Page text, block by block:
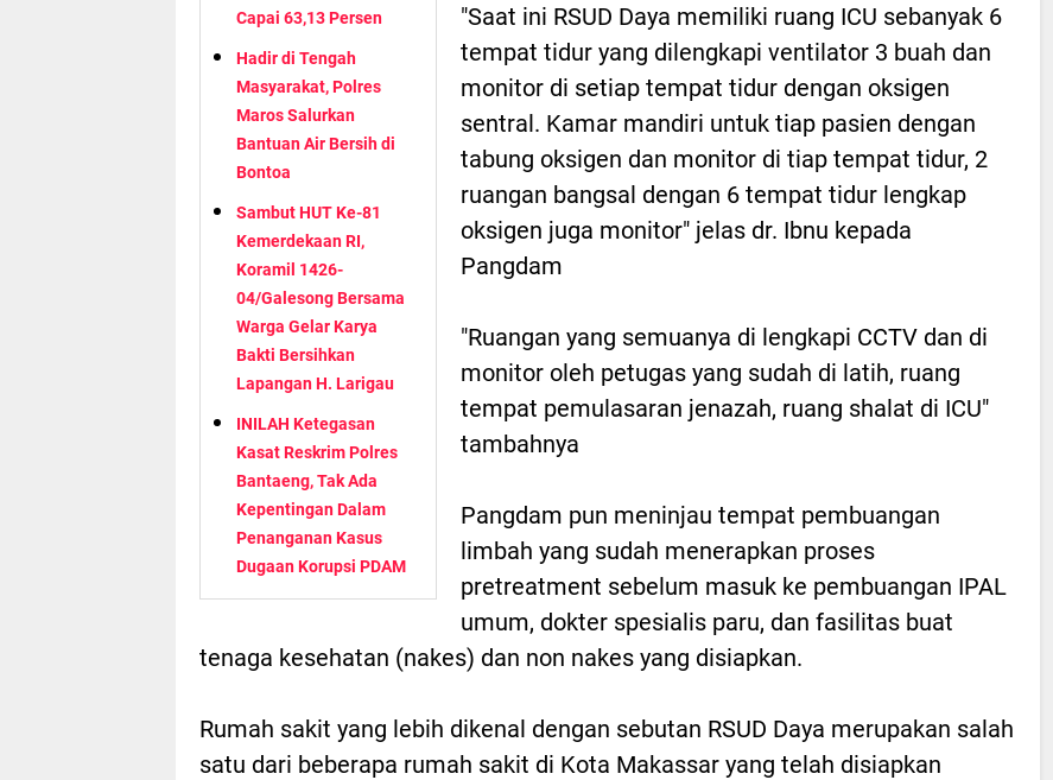
Capai 63,13 Persen
Hadir di Tengah
Masyarakat, Polres
Maros Salurkan
Bantuan Air Bersih di
Bontoa
Sambut HUT Ke-81
Kemerdekaan RI,
Koramil 1426-
04/Galesong Bersama
Warga Gelar Karya
Bakti Bersihkan
Lapangan H. Larigau
INILAH Ketegasan
Kasat Reskrim Polres
Bantaeng, Tak Ada
Kepentingan Dalam
Penanganan Kasus
Dugaan Korupsi PDAM
"Saat ini RSUD Daya memiliki ruang ICU sebanyak 6
tempat tidur yang dilengkapi ventilator 3 buah dan
monitor di setiap tempat tidur dengan oksigen
sentral. Kamar mandiri untuk tiap pasien dengan
tabung oksigen dan monitor di tiap tempat tidur, 2
ruangan bangsal dengan 6 tempat tidur lengkap
oksigen juga monitor" jelas dr. Ibnu kepada
Pangdam
"Ruangan yang semuanya di lengkapi CCTV dan di
monitor oleh petugas yang sudah di latih, ruang
tempat pemulasaran jenazah, ruang shalat di ICU"
tambahnya
Pangdam pun meninjau tempat pembuangan
limbah yang sudah menerapkan proses
pretreatment sebelum masuk ke pembuangan IPAL
umum, dokter spesialis paru, dan fasilitas buat
tenaga kesehatan (nakes) dan non nakes yang disiapkan.
Rumah sakit yang lebih dikenal dengan sebutan RSUD Daya merupakan salah
satu dari beberapa rumah sakit di Kota Makassar yang telah disiapkan